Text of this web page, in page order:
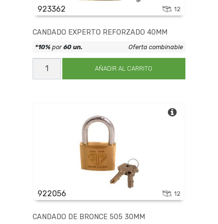
923362 12
CANDADO EXPERTO REFORZADO 40MM
CANDADO
EXPERTO
AÑADIR AL CARRITO
*10% por60 un. Oferta combinable
922056 12
CANDADO DE BRONCE 505 30MM